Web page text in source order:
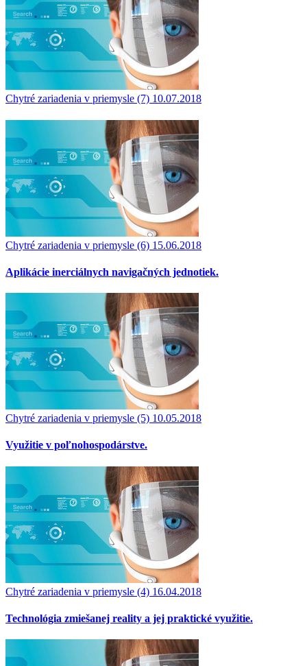
Chytré zariadenia v priemysle (7) 10.07.2018
Chytré zariadenia v priemysle (6) 15.06.2018
Aplikácie inerciálnych navigačných jednotiek.
Chytré zariadenia v priemysle (5) 10.05.2018
Využitie v poľnohospodárstve.
Chytré zariadenia v priemysle (4) 16.04.2018
Technológia zmiešanej reality a jej praktické využitie.